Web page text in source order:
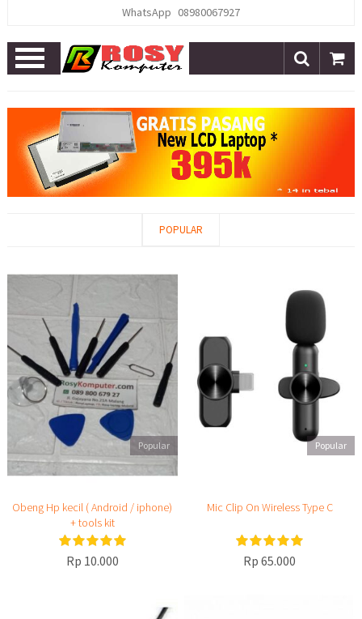
WhatsApp 08980067927
Open
Menu
POPULAR
Popular
Obeng Hp kecil ( Android / iphone)
+ tools kit
Rp 10.000
Popular
Mic Clip On Wireless Type C
Rp 65.000